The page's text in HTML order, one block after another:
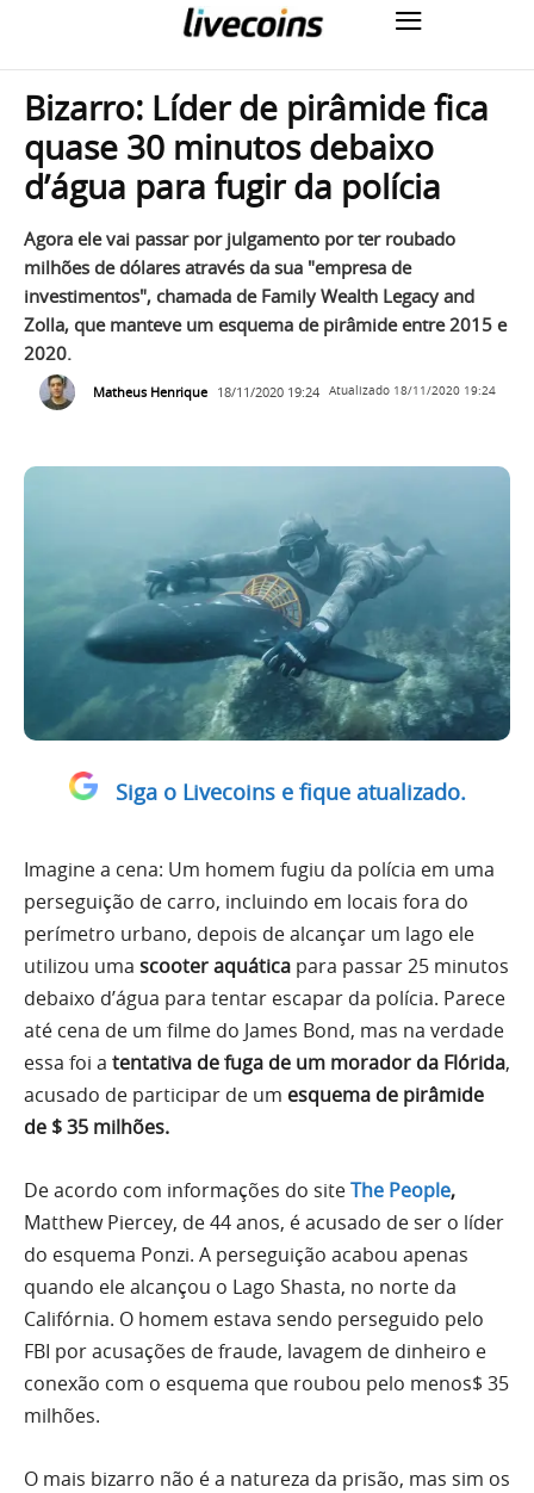
Bizarro: Líder de pirâmide fica
quase 30 minutos debaixo
d’água para fugir da polícia
Agora ele vai passar por julgamento por ter roubado
milhões de dólares através da sua "empresa de
investimentos", chamada de Family Wealth Legacy and
Zolla, que manteve um esquema de pirâmide entre 2015 e
2020.
Matheus Henrique 18/11/2020 19:24 Atualizado 18/11/2020 19:24
Siga o Livecoins e fique atualizado.
Imagine a cena: Um homem fugiu da polícia em uma
perseguição de carro, incluindo em locais fora do
perímetro urbano, depois de alcançar um lago ele
utilizou uma scooter aquática para passar 25 minutos
debaixo d’água para tentar escapar da polícia. Parece
até cena de um filme do James Bond, mas na verdade
essa foi a tentativa de fuga de um morador da Flórida,
acusado de participar de um esquema de pirâmide
de $ 35 milhões.
De acordo com informações do siteThe People,
Matthew Piercey, de 44 anos, é acusado de ser o líder
do esquema Ponzi. A perseguição acabou apenas
quando ele alcançou o Lago Shasta, no norte da
Califórnia. O homem estava sendo perseguido pelo
FBI por acusações de fraude, lavagem de dinheiro e
conexão com o esquema que roubou pelo menos$ 35
milhões.
O mais bizarro não é a natureza da prisão, mas sim os